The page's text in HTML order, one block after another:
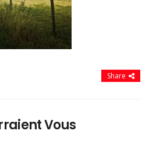
Share
Vous